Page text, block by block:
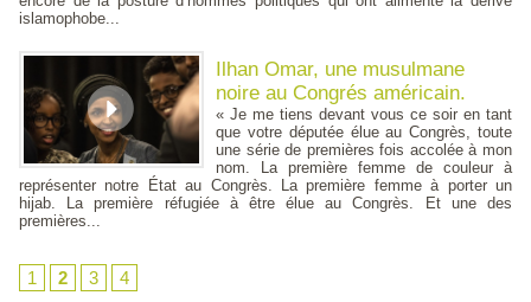
islamophobe...
Ilhan Omar, une musulmane
noire au Congrés américain.
« Je me tiens devant vous ce soir en tant
que votre députée élue au Congrès, toute
une série de premières fois accolée à mon
nom. La première femme de couleur à
représenter notre État au Congrès. La première femme à porter un
hijab. La première réfugiée à être élue au Congrès. Et une des
premières...
1 2 3 4